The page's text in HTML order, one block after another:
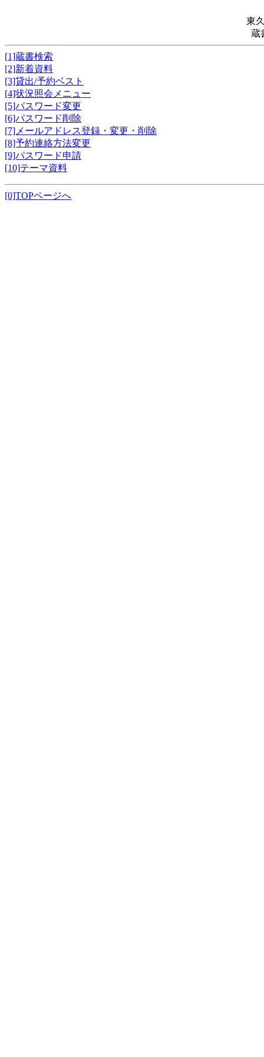
東
蔵
[1]蔵書検索
[2]新着資料
[3]貸出/予約ベスト
[4]状況照会メニュー
[5]パスワード変更
[6]パスワード削除
[7]メールアドレス登録・変更・削除
[8]予約連絡方法変更
[9]パスワード申請
[10]テーマ資料
[0]TOPページへ